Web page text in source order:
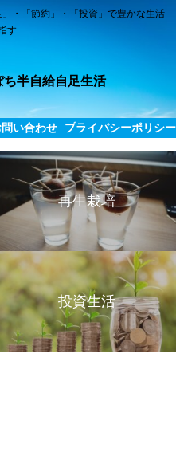
・「節約」・「投資」で豊かな生活
す
半自給自足生活
問い合わせ プライバシーポリシー
再生栽培
投資生活